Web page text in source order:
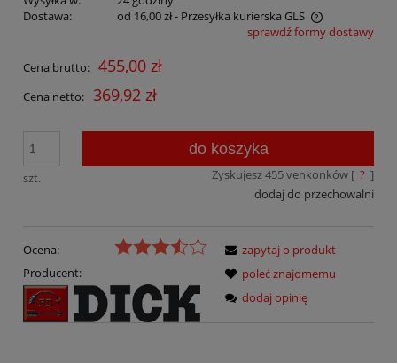
Dostawa:
od 16,00 zł- Przesyłka kurierska GLS
Cena nie zawiera ewentualnych kosztów płatnościsprawdź formy dostawy
Cena brutto: 455,00 zł
Cena netto: 369,92 zł
szt.
do koszyka
Zyskujesz455venkonków [ ? ]
dodaj do przechowalni
Ocena:
Producent:
zapytaj o produkt
poleć znajomemu
dodaj opinię